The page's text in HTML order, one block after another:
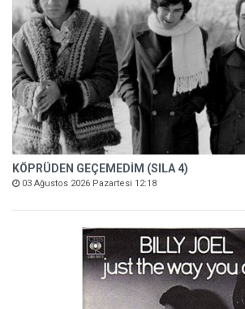
KÖPRÜDEN GEÇEMEDİM (SILA 4)
03 Ağustos 2026 Pazartesi 12:18